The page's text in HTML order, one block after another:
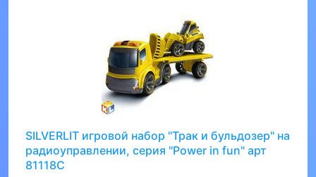
SILVERLIT игровой набор ''Трак и бульдозер'' на
радиоуправлении, серия ''Power in fun'' арт
81118C